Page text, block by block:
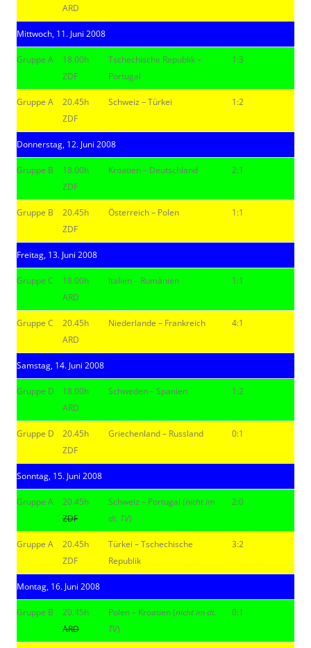
ARD
Mittwoch, 11. Juni 2008
Gruppe A
18.00h
ZDF
Tschechische Republik –
Portugal
1:3
Gruppe A
20.45h
ZDF
Schweiz – Türkei 1:2
Donnerstag, 12. Juni 2008
Gruppe B
18.00h
ZDF
Kroatien – Deutschland 2:1
Gruppe B
20.45h
ZDF
Österreich – Polen 1:1
Freitag, 13. Juni 2008
Gruppe C
18.00h
ARD
Italien – Rumänien 1:1
Gruppe C
20.45h
ARD
Niederlande – Frankreich 4:1
Samstag, 14. Juni 2008
Gruppe D
18.00h
ARD
Schweden – Spanien 1:2
Gruppe D
20.45h
ZDF
Griechenland – Russland 0:1
Sonntag, 15. Juni 2008
Gruppe A
20.45h
ZDF
Schweiz – Portugal (nicht im
dt. TV)
2:0
Gruppe A
20.45h
ZDF
Türkei – Tschechische
Republik
3:2
Montag, 16. Juni 2008
Gruppe B
20.45h
ARD
Polen – Kroatien (nicht im dt.
TV)
0:1